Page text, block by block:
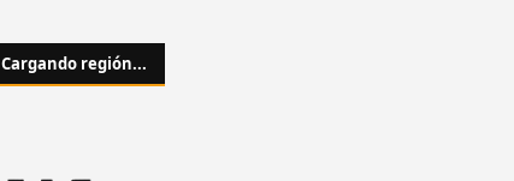
Cargando región...